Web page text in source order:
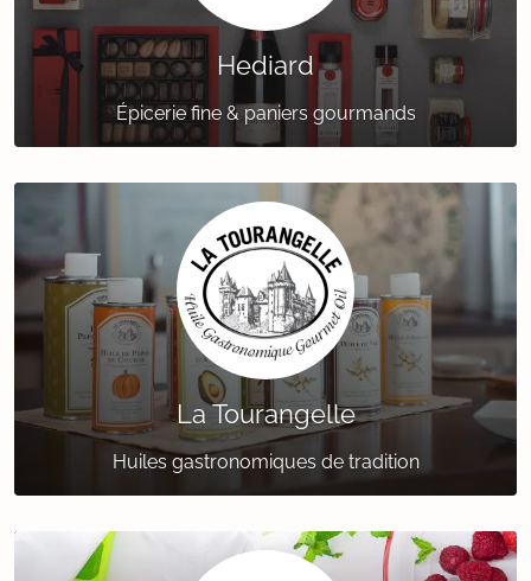
Hediard
Épicerie fine & paniers gourmands
La Tourangelle
Huiles gastronomiques de tradition